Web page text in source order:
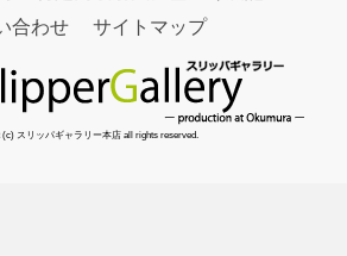
合わせ
サイトマップ
(c) スリッパギャラリー本店 all rights reserved.